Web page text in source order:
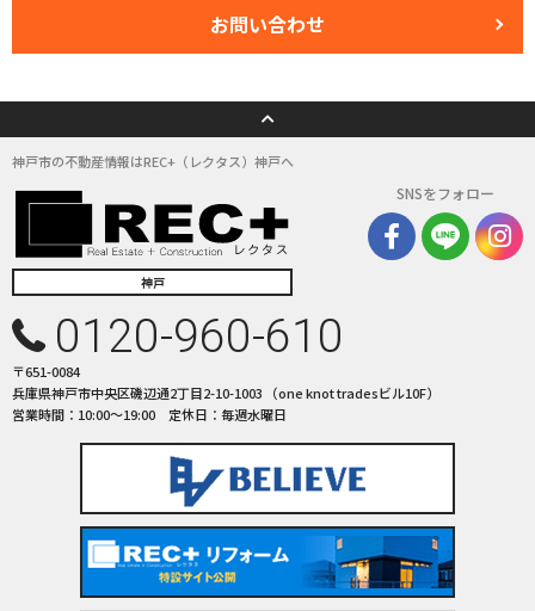
お問い合わせ
神戸市の不動産情報はREC+（レクタス）神戸へ
神戸
SNSをフォロー
0120-960-610
〒651-0084
兵庫県神戸市中央区磯辺通2丁目2-10-1003 （one knot tradesビル10F）
営業時間：10:00〜19:00 定休日：毎週水曜日